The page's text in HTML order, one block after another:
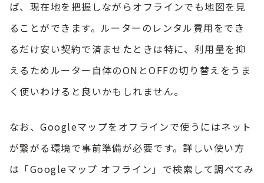
ば、現在地を把握しながらオフラインでも地図を見
ることができます。ルーターのレンタル費用をでき
るだけ安い契約で済ませたときは特に、利用量を抑
えるためルーター自体のONとOFFの切り替えをうま
く使いわけると良いかもしれません。
なお、Googleマップをオフラインで使うにはネット
が繋がる環境で事前準備が必要です。詳しい使い方
は「Googleマップ オフライン」で検索して調べてみ